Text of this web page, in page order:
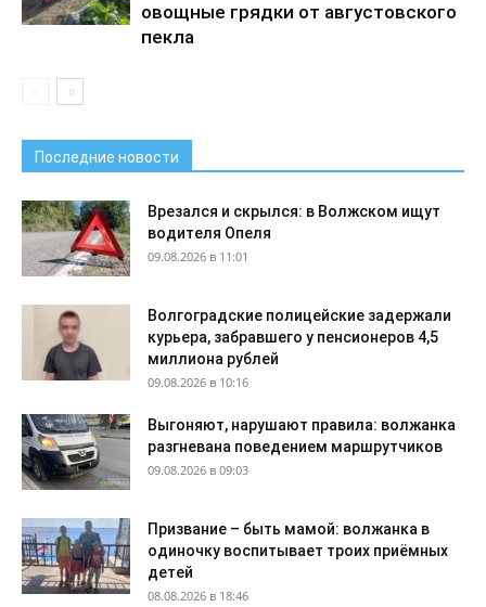
овощные грядки от августовского
пекла
Последние новости
Врезался и скрылся: в Волжском ищут
водителя Опеля
09.08.2026 в 11:01
Волгоградские полицейские задержали
курьера, забравшего у пенсионеров 4,5
миллиона рублей
09.08.2026 в 10:16
Выгоняют, нарушают правила: волжанка
разгневана поведением маршрутчиков
09.08.2026 в 09:03
Призвание – быть мамой: волжанка в
одиночку воспитывает троих приёмных
детей
08.08.2026 в 18:46